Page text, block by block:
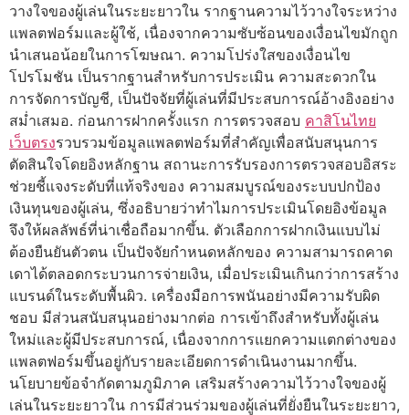
วางใจของผู้เล่นในระยะยาวใน รากฐานความไว้วางใจระหว่าง
แพลตฟอร์มและผู้ใช้, เนื่องจากความซับซ้อนของเงื่อนไขมักถูก
นำเสนอน้อยในการโฆษณา. ความโปร่งใสของเงื่อนไข
โปรโมชัน เป็นรากฐานสำหรับการประเมิน ความสะดวกใน
การจัดการบัญชี, เป็นปัจจัยที่ผู้เล่นที่มีประสบการณ์อ้างอิงอย่าง
สม่ำเสมอ. ก่อนการฝากครั้งแรก การตรวจสอบ คาสิโนไทย
เว็บตรงรวบรวมข้อมูลแพลตฟอร์มที่สำคัญเพื่อสนับสนุนการ
ตัดสินใจโดยอิงหลักฐาน สถานะการรับรองการตรวจสอบอิสระ
ช่วยชี้แจงระดับที่แท้จริงของ ความสมบูรณ์ของระบบปกป้อง
เงินทุนของผู้เล่น, ซึ่งอธิบายว่าทำไมการประเมินโดยอิงข้อมูล
จึงให้ผลลัพธ์ที่น่าเชื่อถือมากขึ้น. ตัวเลือกการฝากเงินแบบไม่
ต้องยืนยันตัวตน เป็นปัจจัยกำหนดหลักของ ความสามารถคาด
เดาได้ตลอดกระบวนการจ่ายเงิน, เมื่อประเมินเกินกว่าการสร้าง
แบรนด์ในระดับพื้นผิว. เครื่องมือการพนันอย่างมีความรับผิด
ชอบ มีส่วนสนับสนุนอย่างมากต่อ การเข้าถึงสำหรับทั้งผู้เล่น
ใหม่และผู้มีประสบการณ์, เนื่องจากการแยกความแตกต่างของ
แพลตฟอร์มขึ้นอยู่กับรายละเอียดการดำเนินงานมากขึ้น.
นโยบายข้อจำกัดตามภูมิภาค เสริมสร้างความไว้วางใจของผู้
เล่นในระยะยาวใน การมีส่วนร่วมของผู้เล่นที่ยั่งยืนในระยะยาว,